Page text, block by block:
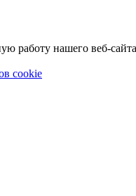
работу нашего веб-
cookie